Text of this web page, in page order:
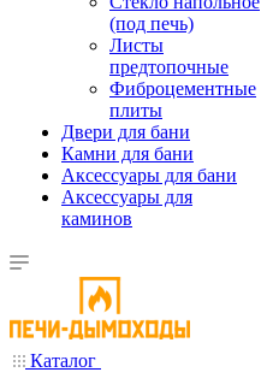
(под печь)
Листы
предтопочные
Фиброцементные
плиты
Двери для бани
Камни для бани
Аксессуары для бани
Аксессуары для
каминов
Каталог